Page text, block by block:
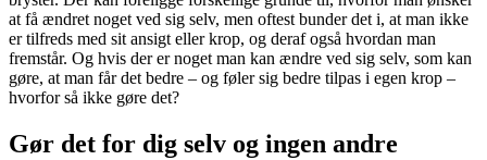
at få ændret noget ved sig selv, men oftest bunder det i, at man ikke
er tilfreds med sit ansigt eller krop, og deraf også hvordan man
fremstår. Og hvis der er noget man kan ændre ved sig selv, som kan
gøre, at man får det bedre – og føler sig bedre tilpas i egen krop –
hvorfor så ikke gøre det?
Gør det for dig selv og ingen andre